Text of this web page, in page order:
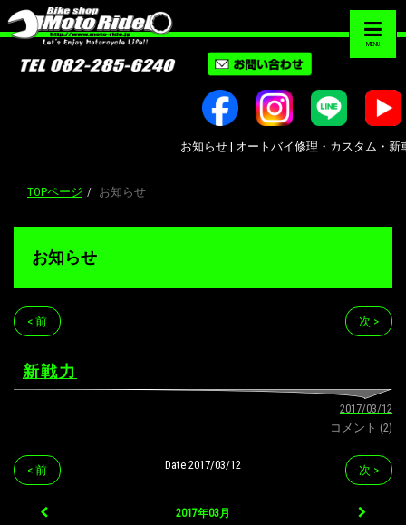
MENU
お知らせ | オートバイ修理・カスタム・新
TOPページ お知らせ
お知らせ
< 前 次 >
新戦力
2017/03/12
コメント (2)
< 前 次 >
Date 2017/03/12
2017年03月